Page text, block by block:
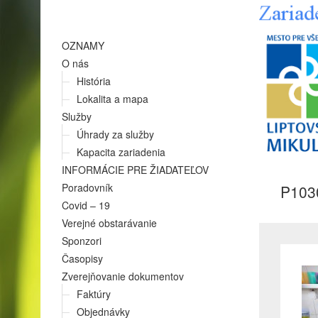
OZNAMY
O nás
História
Lokalita a mapa
Služby
Úhrady za služby
Kapacita zariadenia
INFORMÁCIE PRE ŽIADATEĽOV
Poradovník
Covid – 19
Verejné obstarávanie
Sponzori
Časopisy
Zverejňovanie dokumentov
Faktúry
Objednávky